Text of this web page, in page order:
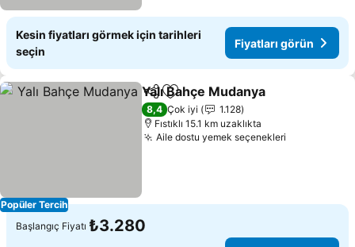
Kesin fiyatları görmek için tarihleri
seçin
Fiyatları görün
Popüler Tercih
PaylaşFavorilerime ekle
Yalı Bahçe Mudanya
8,4 Çok iyi
1.128
Fıstıklı 15.1 km uzaklıkta
Aile dostu yemek seçenekleri
Başlangıç Fiyatı ₺3.280